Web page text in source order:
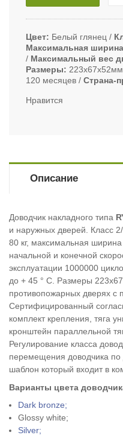
Цвет Белый глянец
Максимальная
Максимальный вес
Размеры
223х67х52мм
120 месяцев
Страна-
Нравится
Описание
Доводчик накладного типа
и наружных дверей. Класс
80 кг, максимальная
начальной и конечной
эксплуатации 1000000
до + 45 ° С. Размеры
противопожарных дверях с
Сертифицированный
комплект крепления, тяга
кронштейн параллельной
Регулирование класса
перемещения доводчика
шаблон который входит в
Варианты цвета
Dark bronze;
Glossy white;
Silver;